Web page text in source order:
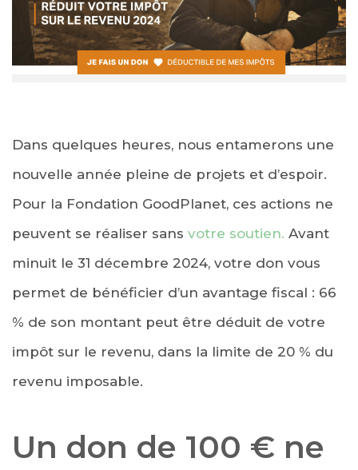
Dans quelques heures, nous entamerons une
nouvelle année pleine de projets et d’espoir.
Pour la Fondation GoodPlanet, ces actions ne
peuvent se réaliser sans votre soutien. Avant
minuit le 31 décembre 2024, votre don vous
permet de bénéficier d’un avantage fiscal : 66
% de son montant peut être déduit de votre
impôt sur le revenu, dans la limite de 20 % du
revenu imposable.
Un don de 100 € ne